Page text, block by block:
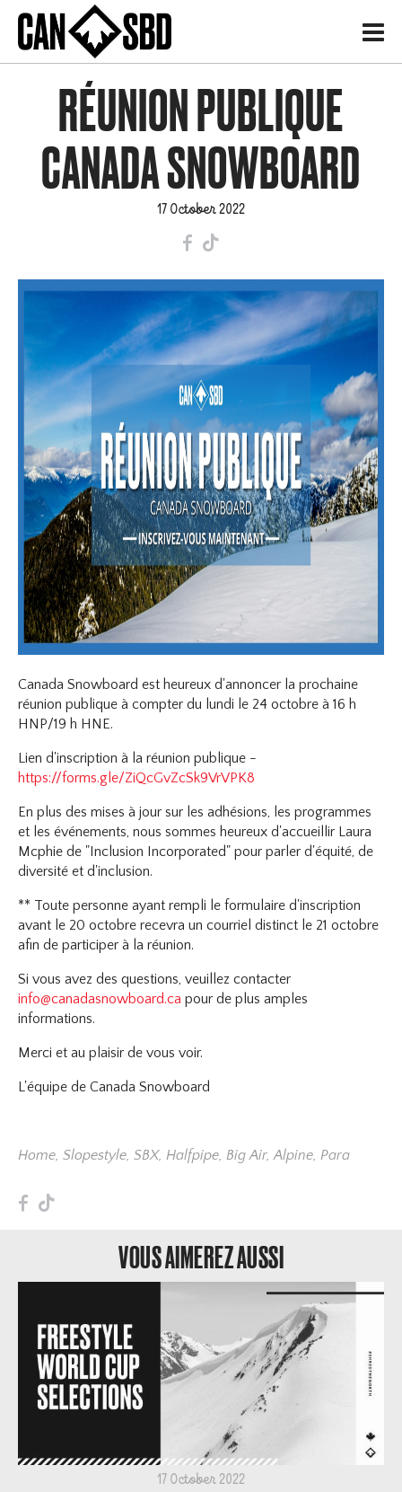
H
RÉUNION PUBLIQUE
CANADA SNOWBOARD
17 October 2022
F T
Canada Snowboard est heureux d'annoncer la prochaine
réunion publique à compter du lundi le 24 octobre à 16 h
HNP/19 h HNE.
Lien d'inscription à la réunion publique -
https://forms.gle/ZiQcGvZcSk9VrVPK8
En plus des mises à jour sur les adhésions, les programmes
et les événements, nous sommes heureux d'accueillir Laura
Mcphie de "Inclusion Incorporated" pour parler d'équité, de
diversité et d'inclusion.
** Toute personne ayant rempli le formulaire d'inscription
avant le 20 octobre recevra un courriel distinct le 21 octobre
afin de participer à la réunion.
Si vous avez des questions, veuillez contacter
info@canadasnowboard.ca pour de plus amples
informations.
Merci et au plaisir de vous voir.
L'équipe de Canada Snowboard
Home,Slopestyle,SBX,Halfpipe, Big Air,Alpine,Para
F T
VOUS AIMEREZ AUSSI
17 October 2022